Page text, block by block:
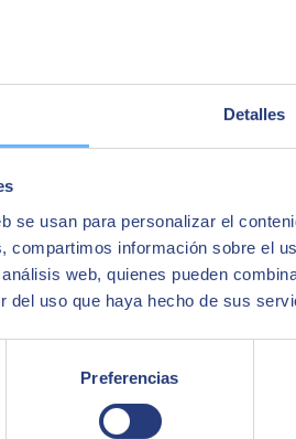
Detalles
se usan para personalizar el
compartimos información sobre el
web, quienes pueden
del uso que haya hecho de sus
Preferencias
de aplicaciones web y móviles de
sea mucho más manejable,
Android, iOS y web entre otras